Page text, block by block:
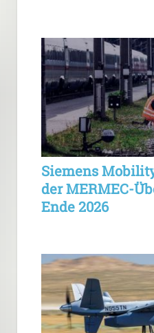
Siemens
der MERMEC-
Ende 2026